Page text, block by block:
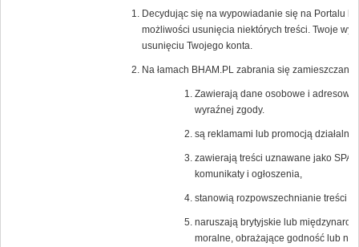
Decydując się na wypowiadanie się na Portalu
możliwości usunięcia niektórych treści. Twoje
usunięciu Twojego konta.
Na łamach BHAM.PL zabrania się
Zawierają dane osobowe i
wyraźnej zgody.
są reklamami lub promocją
zawierają treści uznawane jako
komunikaty i ogłoszenia,
stanowią rozpowszechnianie treści
naruszają brytyjskie lub
moralne, obrażające godność lub